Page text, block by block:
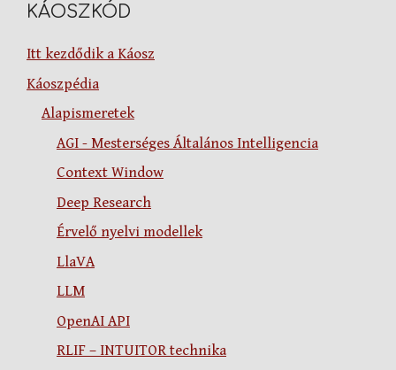
KÁOSZKÓD
Itt kezdődik a Káosz
Káoszpédia
Alapismeretek
AGI - Mesterséges Általános Intelligencia
Context Window
Deep Research
Érvelő nyelvi modellek
LlaVA
LLM
OpenAI API
RLIF – INTUITOR technika